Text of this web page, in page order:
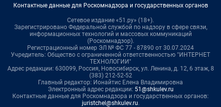
Контактные данные для Роскомнадзора и государственных органов
Сетевое издание «51.ру» (18+).
Зарегистрировано Федеральной службой по надзору в сфере связи,
информационных технологий и массовых коммуникаций
(Роскомнадзор).
Регистрационный номер ЭЛ № ФС 77 - 87890 от 30.07.2024
Учредитель: Общество с ограниченной ответственностью "ИНТЕРНЕТ
ТЕХНОЛОГИИ"
Адрес редакции: 630099, Россия, Новосибирск, ул. Ленина, д. 12, 6 этаж, 8
(383) 212-52-52
Главный редактор: Ионайтис Елена Владимировна
Электронный адрес редакции: 51@shkulev.ru
Контактные данные для Роскомнадзора и государственных органов:
juristchel@shkulev.ru.